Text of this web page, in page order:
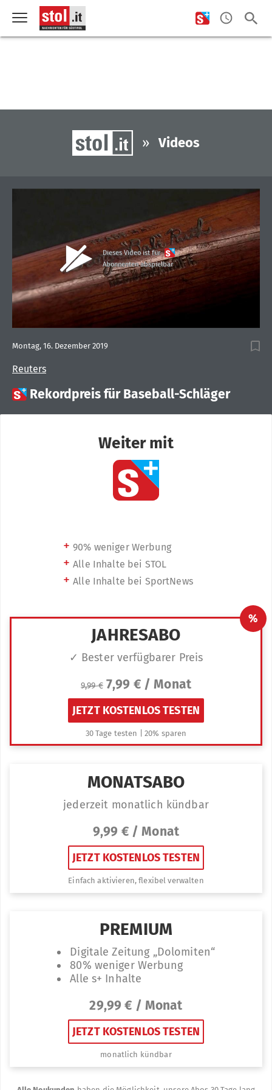
» Videos
Dieses Video ist für
Abonnenten abspielbar
Reuters
Montag, 16. Dezember 2019
 Rekordpreis für Baseball-Schläger